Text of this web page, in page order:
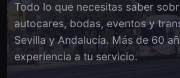
Todo lo que necesitas saber
autocares, bodas, eventos y
Sevilla y Andalucía. Más de 60
experiencia a tu servicio.